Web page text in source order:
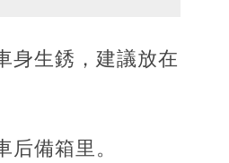
身生銹，建議放在
備箱里。